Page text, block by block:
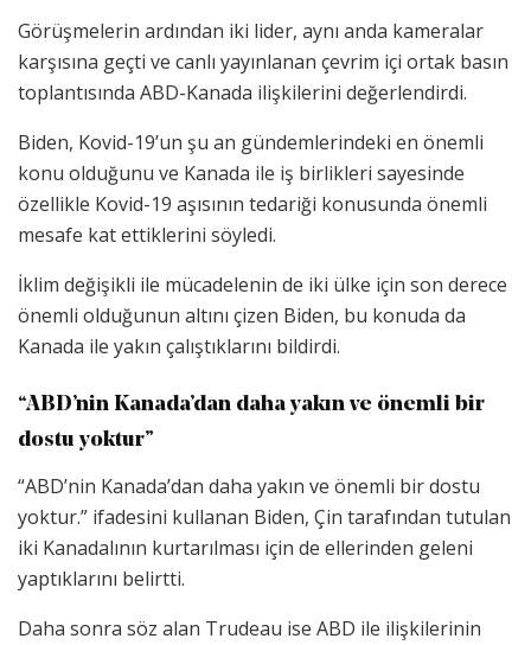
Görüşmelerin ardından iki lider, aynı anda kameralar
karşısına geçti ve canlı yayınlanan çevrim içi ortak basın
toplantısında ABD-Kanada ilişkilerini değerlendirdi.
Biden, Kovid-19’un şu an gündemlerindeki en önemli
konu olduğunu ve Kanada ile iş birlikleri sayesinde
özellikle Kovid-19 aşısının tedariği konusunda önemli
mesafe kat ettiklerini söyledi.
İklim değişikli ile mücadelenin de iki ülke için son derece
önemli olduğunun altını çizen Biden, bu konuda da
Kanada ile yakın çalıştıklarını bildirdi.
“ABD’nin Kanada’dan daha yakın ve önemli bir
dostu yoktur”
“ABD’nin Kanada’dan daha yakın ve önemli bir dostu
yoktur.” ifadesini kullanan Biden, Çin tarafından tutulan
iki Kanadalının kurtarılması için de ellerinden geleni
yaptıklarını belirtti.
Daha sonra söz alan Trudeau ise ABD ile ilişkilerinin